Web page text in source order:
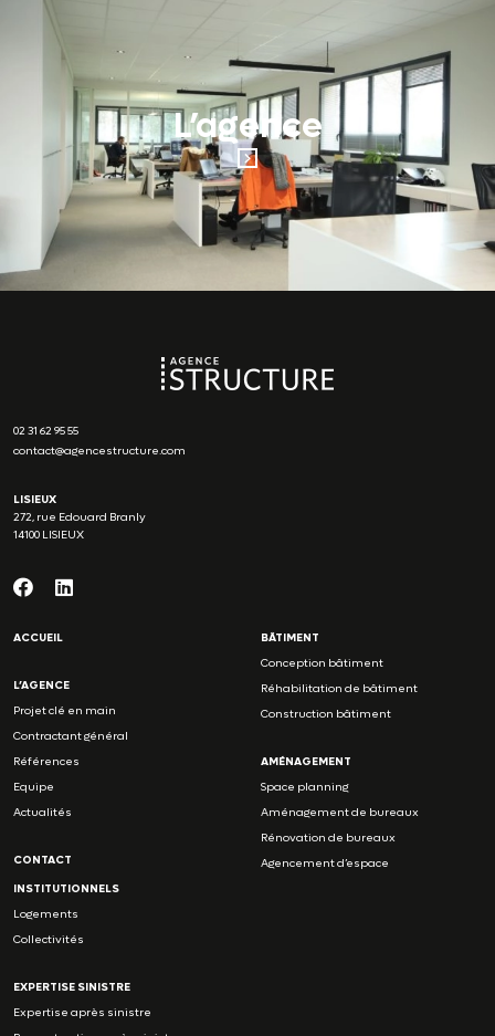
L’agence
02 31 62 95 55
contact@agencestructure.com
LISIEUX
272, rue Edouard Branly
14100 LISIEUX
ACCUEIL
L’AGENCE
Projet clé en main
Contractant général
Références
Equipe
Actualités
CONTACT
BÂTIMENT
Conception bâtiment
Réhabilitation de bâtiment
Construction bâtiment
AMÉNAGEMENT
Space planning
Aménagement de bureaux
Rénovation de bureaux
Agencement d’espace
INSTITUTIONNELS
Logements
Collectivités
EXPERTISE SINISTRE
Expertise après sinistre